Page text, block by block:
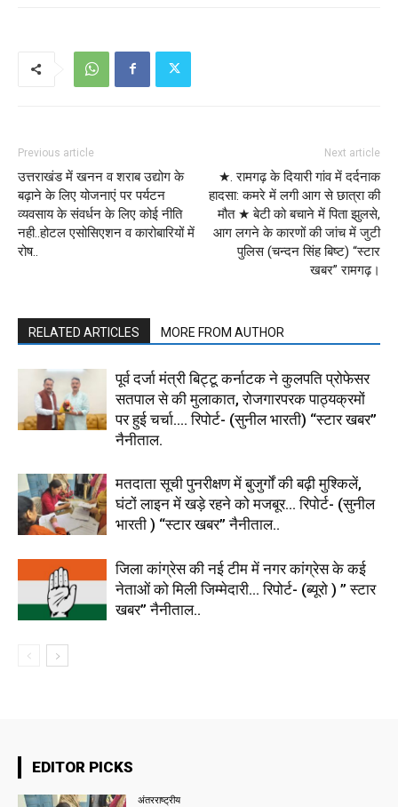
Previous article
उत्तराखंड में खनन व शराब उद्योग के
बढ़ाने के लिए योजनाएं पर पर्यटन
व्यवसाय के संवर्धन के लिए कोई नीति
नही..होटल एसोसिएशन व कारोबारियों में
रोष..
Next article
★. रामगढ़ के दियारी गांव में दर्दनाक
हादसा: कमरे में लगी आग से छात्रा की
मौत ★ बेटी को बचाने में पिता झुलसे,
आग लगने के कारणों की जांच में जुटी
पुलिस (चन्दन सिंह बिष्ट) “स्टार
खबर” रामगढ़।
RELATED ARTICLES MORE FROM AUTHOR
पूर्व दर्जा मंत्री बिट्टू कर्नाटक ने कुलपति प्रोफेसर
सतपाल से की मुलाकात, रोजगारपरक पाठ्यक्रमों
पर हुई चर्चा…. रिपोर्ट- (सुनील भारती) “स्टार खबर”
नैनीताल.
मतदाता सूची पुनरीक्षण में बुजुर्गों की बढ़ी मुश्किलें,
घंटों लाइन में खड़े रहने को मजबूर… रिपोर्ट- (सुनील
भारती ) “स्टार खबर” नैनीताल..
जिला कांग्रेस की नई टीम में नगर कांग्रेस के कई
नेताओं को मिली जिम्मेदारी… रिपोर्ट- (ब्यूरो ) ” स्टार
खबर” नैनीताल..
EDITOR PICKS
अंतरराष्ट्रीय